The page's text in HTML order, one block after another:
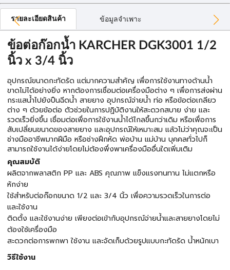
รายละเอียดสินค้า ข้อมูลจำเพาะ
ข้อต่อก๊อกน้ำ KARCHER DGK3001 1/2
นิ้ว x 3/4 นิ้ว
อุปกรณ์ขนาดกะทัดรัด แต่มากความสำคัญ เพื่อการใช้งานทางด้านน้ำ
ขาดไม่ได้อย่างยิ่ง หากต้องการเชื่อมต่อเครื่องมือต่าง ๆ เพื่อการส่งผ่าน
กระแสน้ำไปยังปืนฉีดน้ำ สายยาง อุปกรณ์จ่ายน้ำ ท่อ หรือข้อต่อเกลียว
ต่าง ๆ ด้วยข้อต่อ ตัวช่วยในการปฏิบัติงานให้สะดวกสบาย ง่าย และ
รวดเร็วยิ่งขึ้น เชื่อมต่อเพื่อการใช้งานน้ำได้ไกลขึ้นกว่าเดิม หรือเพื่อการ
สับเปลี่ยนขนาดของสายยาง และอุปกรณ์ให้เหมาะสม แล้วไม่ว่าคุณจะเป็น
ช่างมืออาชีพมากฝีมือ หรือช่างฝึกหัด พ่อบ้าน แม่บ้าน บุคคลทั่วไปก็
สามารถใช้งานได้ง่ายโดยไม่ต้องพึ่งพาเครื่องมืออื่นใดเพิ่มเติม
คุณสมบัติ
ผลิตจากพลาสติก PP และ ABS คุณภาพ แข็งแรงทนทาน ไม่แตกหรือ
หักง่าย
ใช้สำหรับต่อก๊อกขนาด 1/2 และ 3/4 นิ้ว เพื่อความรวดเร็วในการต่อ
และใช้งาน
ติดตั้ง และใช้งานง่าย เพียงต่อเข้ากับอุปกรณ์จ่ายน้ำและสายยางโดยไม่
ต้องใช้เครื่องมือ
สะดวกต่อการพกพา ใช้งาน และจัดเก็บด้วยรูปแบบกะทัดรัด น้ำหนักเบา
วิธีใช้งาน